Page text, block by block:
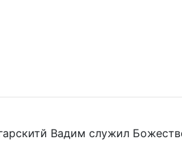
Вадим служил